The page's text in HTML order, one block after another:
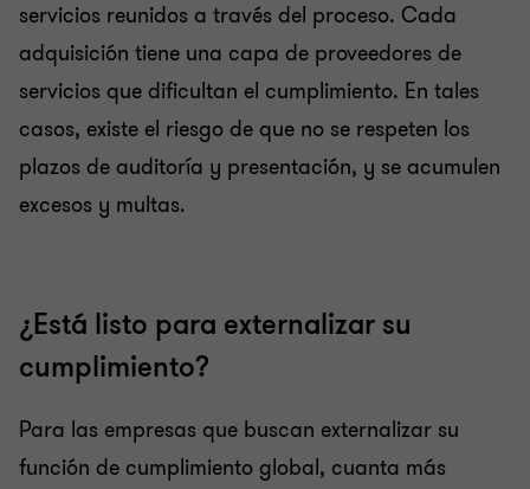
servicios reunidos a través del proceso. Cada
adquisición tiene una capa de proveedores de
servicios que dificultan el cumplimiento. En tales
casos, existe el riesgo de que no se respeten los
plazos de auditoría y presentación, y se acumulen
excesos y multas.
¿Está listo para externalizar su
cumplimiento?
Para las empresas que buscan externalizar su
función de cumplimiento global, cuanta más